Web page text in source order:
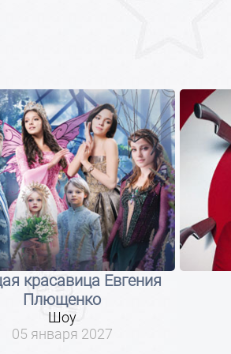
красавица Евгения
Плющенко
Шоу
05 января 2027